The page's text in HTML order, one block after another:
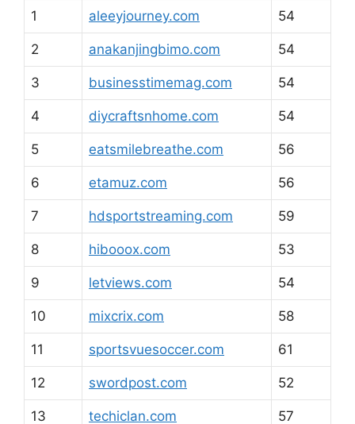
1 aleeyjourney.com 54
2 anakanjingbimo.com 54
3 businesstimemag.com 54
4 diycraftsnhome.com 54
5 eatsmilebreathe.com 56
6 etamuz.com 56
7 hdsportstreaming.com 59
8 hibooox.com 53
9 letviews.com 54
10 mixcrix.com 58
11 sportsvuesoccer.com 61
12 swordpost.com 52
13 techiclan.com 57